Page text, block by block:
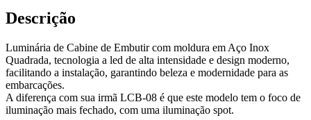
Descrição
Luminária de Cabine de Embutir com moldura em Aço Inox
Quadrada, tecnologia a led de alta intensidade e design moderno,
facilitando a instalação, garantindo beleza e modernidade para as
embarcações.
A diferença com sua irmã LCB-08 é que este modelo tem o foco de
iluminação mais fechado, com uma iluminação spot.